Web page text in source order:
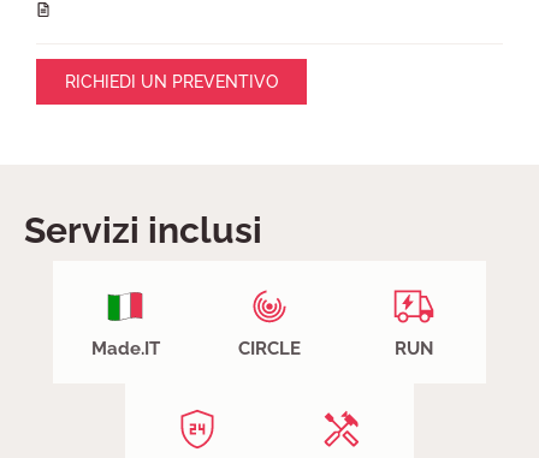
RICHIEDI UN PREVENTIVO
Servizi inclusi
Made.IT CIRCLE RUN